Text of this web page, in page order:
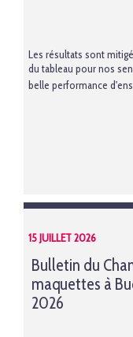
Les résultats sont
du tableau pour nos
belle performance
15 JUILLET 2026
Bulletin du
maquettes à
2026